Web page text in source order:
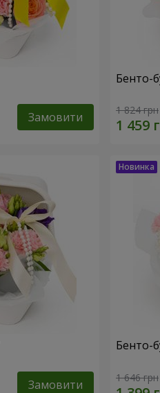
Замовити
Бенто-
1 824 грн
Замовити
Бенто-
1 646 грн